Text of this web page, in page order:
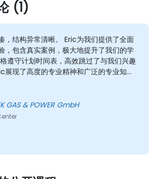
(1)
，结构异常清晰。 Eric为我们提供了全面
，包含真实案例，极大地提升了我们的学
遵守计划时间表，高效跳过了与我们兴趣
展现了高度的专业精神和广泛的专业知
解答了我们所有问题。 非常感谢您组织这
GAS & POWER GmbH